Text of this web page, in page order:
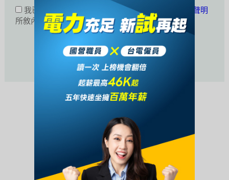
我已閱讀並同意接受
公職王會員服務條款暨隱私權聲明
所敘內容。
活動未開始或已結束